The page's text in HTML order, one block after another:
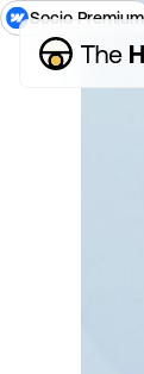
Socio Premium